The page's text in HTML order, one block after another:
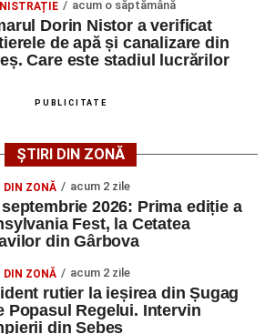
va avea loc în perioada
, laCetatea Greavilor din Gârbova
pe întreaga durată a evenimentului.
ne ca sursă preferată
ne pe Google News
din Sebeș
în energie verde la Sebeș:
de 67,4 MWp și baterii de 181 MWh
66 de ani, transportată în stare gravă la
a fost lovită de o motocicletă pe
din Sebeș
acum o săptămână
Dorin Nistor a verificat
de apă și canalizare din
Care este stadiul lucrărilor
PUBLICITATE
ȘTIRI DIN ZONĂ
DIN ZONĂ acum 2 zile
septembrie 2026: Prima ediție a
Fest, la Cetatea
din Gârbova
DIN ZONĂ acum 2 zile
rutier la ieșirea din Șugag
Popasul Regelui. Intervin
din Sebeș